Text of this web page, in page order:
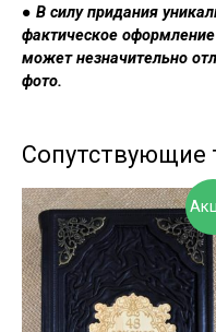
● В силу придания
фактическое
может незначительно
фото.
Сопутствующие